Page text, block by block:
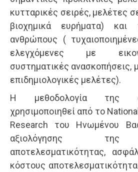
κυτταρικές σειρές, μελέτες
βιοχημικά ευρήματα)
ανθρώπους (
ελεγχόμενες με
συστηματικές ανασκοπήσεις,
επιδημιολογικές μελέτες).
Η μεθοδολογία της
χρησιμοποιηθεί από το
Research του Ηνωμένου
αξιολόγησης της
αποτελεσματικότητας,
κόστους